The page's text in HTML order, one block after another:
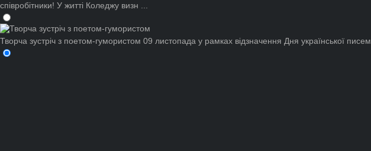
співробітники! У житті Коледжу визн ...
Творча зустріч з поетом-гумористом 09 листопада у рамках відзначення Дня української